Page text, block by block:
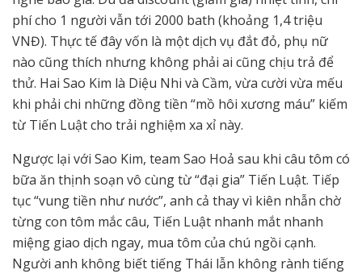
phí cho 1 người vẫn tới 2000 bath (khoảng 1,4 triệu
VNĐ). Thực tế đây vốn là một dịch vụ đắt đỏ, phụ nữ
nào cũng thích nhưng không phải ai cũng chịu trả để
thử. Hai Sao Kim là Diệu Nhi và Cầm, vừa cười vừa mếu
khi phải chi những đồng tiền “mồ hôi xương máu” kiếm
từ Tiến Luật cho trải nghiệm xa xỉ này.
Ngược lại với Sao Kim, team Sao Hoả sau khi câu tôm có
bữa ăn thịnh soạn vô cùng từ “đại gia” Tiến Luật. Tiếp
tục “vung tiền như nước”, anh cả thay vì kiên nhẫn chờ
từng con tôm mắc câu, Tiến Luật nhanh mắt nhanh
miệng giao dịch ngay, mua tôm của chú ngồi cạnh.
Người anh không biết tiếng Thái lẫn không rành tiếng